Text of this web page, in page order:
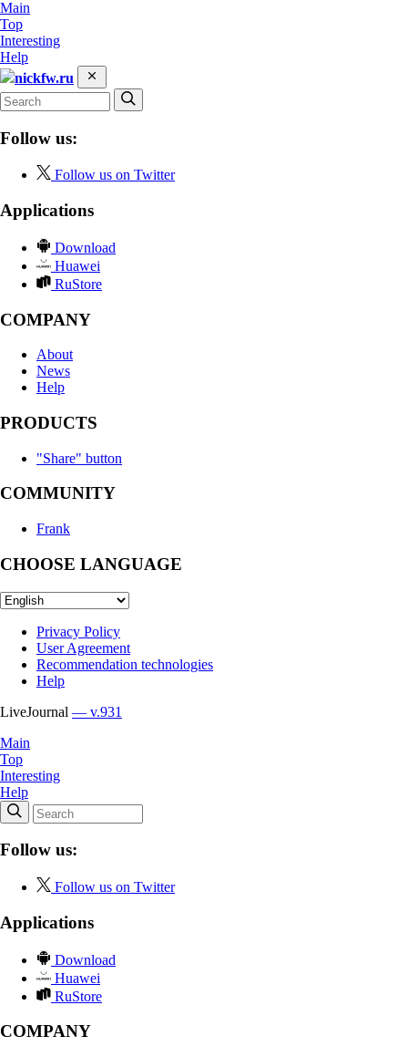
Main
Top
Interesting
Help
nickfw.ru
Follow us:
Follow us on Twitter
Applications
Download
Huawei
RuStore
COMPANY
About
News
Help
PRODUCTS
"Share" button
COMMUNITY
Frank
CHOOSE LANGUAGE
Privacy Policy
User Agreement
Recommendation technologies
Help
LiveJournal — v.931
Main
Top
Interesting
Help
Follow us:
Follow us on Twitter
Applications
Download
Huawei
RuStore
COMPANY